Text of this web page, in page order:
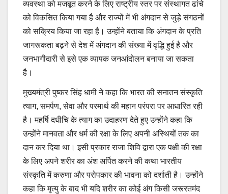
व्यवस्था को मजबूत करने के लिए राष्ट्रीय स्तर पर संस्थागत ढांचे
को विकसित किया गया है और राज्यों में भी अंगदान से जुड़े संगठनों
को सक्रिय किया जा रहा है। उन्होंने बताया कि अंगदान के प्रति
जागरूकता बढ़ने से देश में अंगदान की संख्या में वृद्धि हुई है और
जनभागीदारी से इसे एक व्यापक जनआंदोलन बनाया जा सकता
है।
मुख्यमंत्री पुष्कर सिंह धामी ने कहा कि भारत की सनातन संस्कृति
त्याग, समर्पण, सेवा और परमार्थ की महान परंपरा पर आधारित रही
है। महर्षि दधीचि के त्याग का उदाहरण देते हुए उन्होंने कहा कि
उन्होंने मानवता और धर्म की रक्षा के लिए अपनी अस्थियों तक का
दान कर दिया था। इसी प्रकार राजा शिवि द्वारा एक पक्षी की रक्षा
के लिए अपने शरीर का अंश अर्पित करने की कथा भारतीय
संस्कृति में करुणा और परोपकार की भावना को दर्शाती है। उन्होंने
कहा कि मृत्यु के बाद भी यदि शरीर का कोई अंग किसी जरूरतमंद